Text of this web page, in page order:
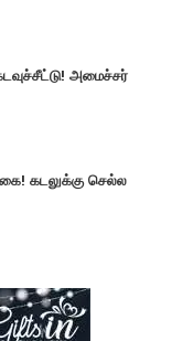
அமைச்சர்
கடலுக்கு செல்ல